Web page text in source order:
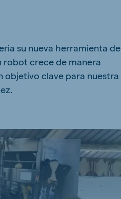
su nueva herramienta de
robot crece de manera
objetivo clave para nuestra